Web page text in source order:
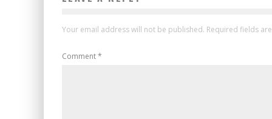
Your email address will not be published. Required fields
Comment*